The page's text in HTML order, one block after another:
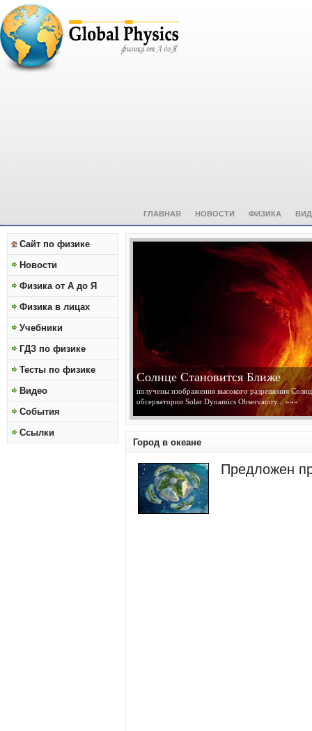
ГЛАВНАЯ НОВОСТИ ФИЗИКА
Сайт по физике
Новости
Физика от А до Я
Физика в лицах
Учебники
ГДЗ по физике
Тесты по физике
Видео
События
Ссылки
Солнце Становится Ближе
получены изображения высокого разрешения
обсерватории Solar Dynamics Observatory...»»»
Город в океане
Предложен